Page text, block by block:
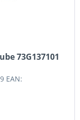
73G137101
EAN: